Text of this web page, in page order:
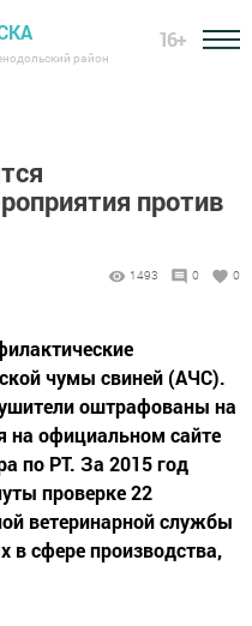
район
16+
против
1493 0 0
чумы свиней (АЧС).
оштрафованы на
на официальном сайте
по РТ. За 2015 год
проверке 22
ветеринарной службы
в сфере производства,